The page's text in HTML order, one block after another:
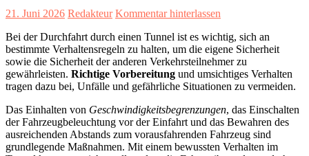
21. Juni 2026 Redakteur Kommentar hinterlassen
Bei der Durchfahrt durch einen Tunnel ist es wichtig, sich an
bestimmte Verhaltensregeln zu halten, um die eigene Sicherheit
sowie die Sicherheit der anderen Verkehrsteilnehmer zu
gewährleisten. Richtige Vorbereitung und umsichtiges Verhalten
tragen dazu bei, Unfälle und gefährliche Situationen zu vermeiden.
Das Einhalten von Geschwindigkeitsbegrenzungen, das Einschalten
der Fahrzeugbeleuchtung vor der Einfahrt und das Bewahren des
ausreichenden Abstands zum vorausfahrenden Fahrzeug sind
grundlegende Maßnahmen. Mit einem bewussten Verhalten im